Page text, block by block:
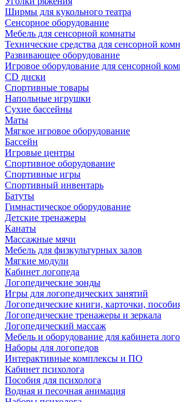
Ширмы для кукольного театра
Сенсорное оборудование
Мебель для сенсорной комнаты
Технические средства для сенсорной
Развивающее оборудование
Игровое оборудование для сенсорной
CD диски
Спортивные товары
Напольные игрушки
Сухие бассейны
Маты
Мягкое игровое оборудование
Бассейн
Игровые центры
Спортивное оборудование
Спортивные игры
Спортивный инвентарь
Батуты
Гимнастическое оборудование
Детские тренажеры
Канаты
Массажные мячи
Мебель для физкультурных залов
Мягкие модули
Кабинет логопеда
Логопедические зонды
Игры для логопедических занятий
Логопедические книги, карточки,
Логопедические тренажеры и зеркала
Логопедический массаж
Мебель и оборудование для кабинета
Наборы для логопедов
Интерактивные комплексы и ПО
Кабинет психолога
Пособия для психолога
Водная и песочная анимация